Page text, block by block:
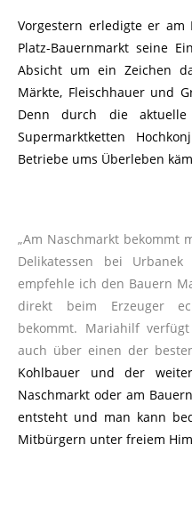
Vorgestern erledigte er am
Platz-Bauernmarkt seine
Absicht um ein Zeichen
Märkte, Fleischhauer und
Denn durch die
Supermarktketten
Betriebe ums Überleben
„Am Naschmarkt bekommt
Delikatessen bei
empfehle ich den Bauern
direkt beim Erzeuger
bekommt. Mariahilf
auch über einen der
Kohlbauer und der
Naschmarkt oder am
entsteht und man kann
Mitbürgern unter freiem